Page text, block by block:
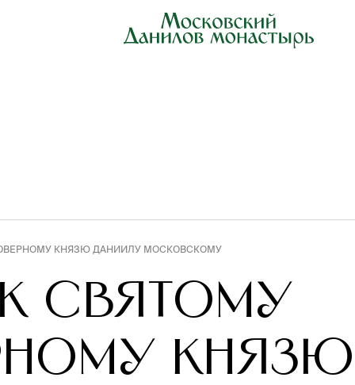
КНЯЗЮ ДАНИИЛУ МОСКОВСКОМУ
СВЯТОМУ
КНЯЗЮ